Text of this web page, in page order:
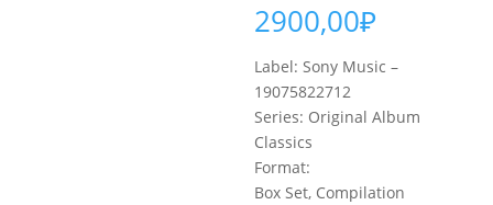
2900,00₽
Label: Sony Music –
19075822712
Series: Original Album
Classics
Format:
Box Set, Compilation